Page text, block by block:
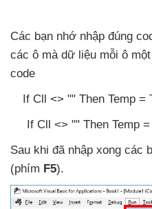
Các bạn nhớ nhập đúng
các ô mà dữ liệu mỗi ô
code
If Cll <> "" Then Temp =
If Cll <> "" Then Temp
Sau khi đã nhập xong các
(phím F5).